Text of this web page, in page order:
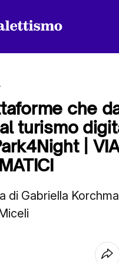
che
turismo
|
di Gabriella